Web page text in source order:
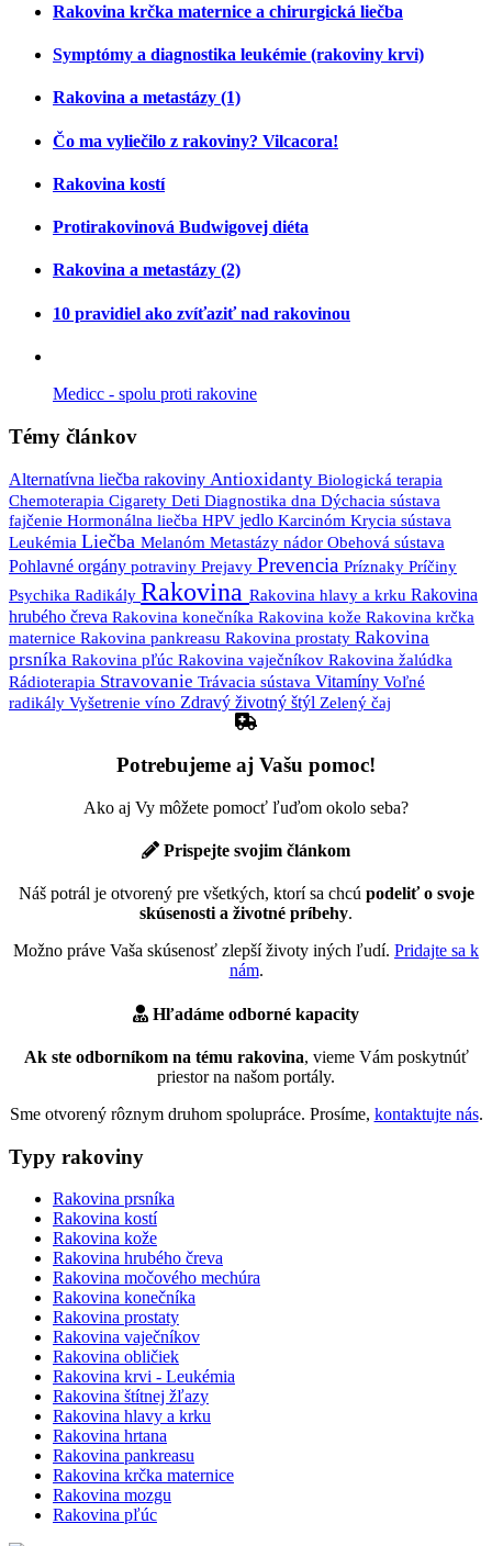
Rakovina krčka maternice a chirurgická liečba
Symptómy a diagnostika leukémie (rakoviny krvi)
Rakovina a metastázy (1)
Čo ma vyliečilo z rakoviny? Vilcacora!
Rakovina kostí
Protirakovinová Budwigovej diéta
Rakovina a metastázy (2)
10 pravidiel ako zvíťaziť nad rakovinou
Medicc - spolu proti rakovine
Témy článkov
Alternatívna liečba rakoviny Antioxidanty Biologická terapia
Chemoterapia Cigarety Deti Diagnostika dna Dýchacia sústava
fajčenie Hormonálna liečba HPV jedlo Karcinóm Krycia sústava
Leukémia Liečba Melanóm Metastázy nádor Obehová sústava
Pohlavné orgány potraviny Prejavy Prevencia Príznaky Príčiny
Psychika Radikály Rakovina Rakovina hlavy a krku Rakovina
hrubého čreva Rakovina konečníka Rakovina kože Rakovina krčka
maternice Rakovina pankreasu Rakovina prostaty Rakovina
prsníka Rakovina pľúc Rakovina vaječníkov Rakovina žalúdka
Rádioterapia Stravovanie Trávacia sústava Vitamíny Voľné
radikály Vyšetrenie víno Zdravý životný štýl Zelený čaj
Potrebujeme aj Vašu pomoc!
Ako aj Vy môžete pomocť ľuďom okolo seba?
Prispejte svojim článkom
Náš potrál je otvorený pre všetkých, ktorí sa chcú podeliť o svoje
skúsenosti a životné príbehy.
Možno práve Vaša skúsenosť zlepší životy iných ľudí. Pridajte sa k
nám.
Hľadáme odborné kapacity
Ak ste odborníkom na tému rakovina, vieme Vám poskytnúť
priestor na našom portály.
Sme otvorený rôznym druhom spolupráce. Prosíme, kontaktujte nás.
Typy rakoviny
Rakovina prsníka
Rakovina kostí
Rakovina kože
Rakovina hrubého čreva
Rakovina močového mechúra
Rakovina konečníka
Rakovina prostaty
Rakovina vaječníkov
Rakovina obličiek
Rakovina krvi - Leukémia
Rakovina štítnej žľazy
Rakovina hlavy a krku
Rakovina hrtana
Rakovina pankreasu
Rakovina krčka maternice
Rakovina mozgu
Rakovina pľúc